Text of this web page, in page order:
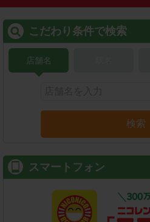
こだわり条件で検索
店舗名
検索
スマートフォン